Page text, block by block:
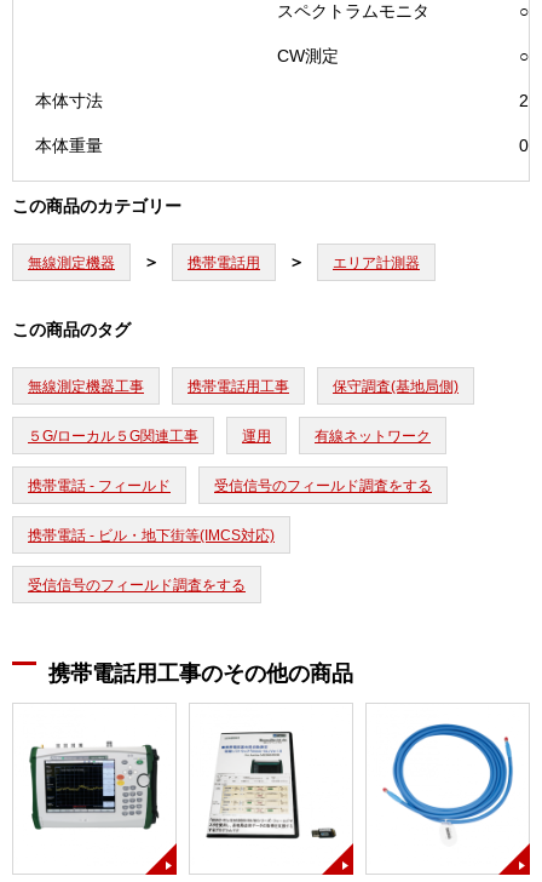
スペクトラムモニタ ○
CW測定 ○
本体寸法
本体重量
この商品のカテゴリー
無線測定機器 携帯電話用 エリア計測器
この商品のタグ
無線測定機器工事 携帯電話用工事 保守調査(基地局側)
５G/ローカル５G関連工事 運用 有線ネットワーク
携帯電話 - フィールド 受信信号のフィールド調査をする
携帯電話 - ビル・地下街等(IMCS対応)
受信信号のフィールド調査をする
携帯電話用工事のその他の商品